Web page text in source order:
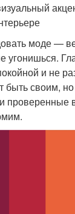
моде —
угонишься.
и не
быть своим, но
проверенные